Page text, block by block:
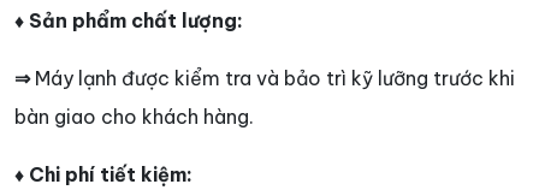
♦ Sản phẩm chất lượng:
⇒ Máy lạnh được kiểm tra và bảo trì kỹ lưỡng trước khi
bàn giao cho khách hàng.
♦ Chi phí tiết kiệm: